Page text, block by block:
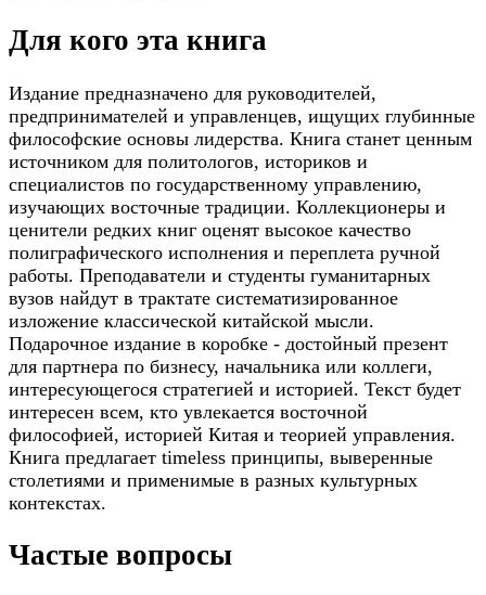
Для кого эта книга
Издание предназначено для руководителей,
предпринимателей и управленцев, ищущих глубинные
философские основы лидерства. Книга станет ценным
источником для политологов, историков и
специалистов по государственному управлению,
изучающих восточные традиции. Коллекционеры и
ценители редких книг оценят высокое качество
полиграфического исполнения и переплета ручной
работы. Преподаватели и студенты гуманитарных
вузов найдут в трактате систематизированное
изложение классической китайской мысли.
Подарочное издание в коробке - достойный презент
для партнера по бизнесу, начальника или коллеги,
интересующегося стратегией и историей. Текст будет
интересен всем, кто увлекается восточной
философией, историей Китая и теорией управления.
Книга предлагает timeless принципы, выверенные
столетиями и применимые в разных культурных
контекстах.
Частые вопросы